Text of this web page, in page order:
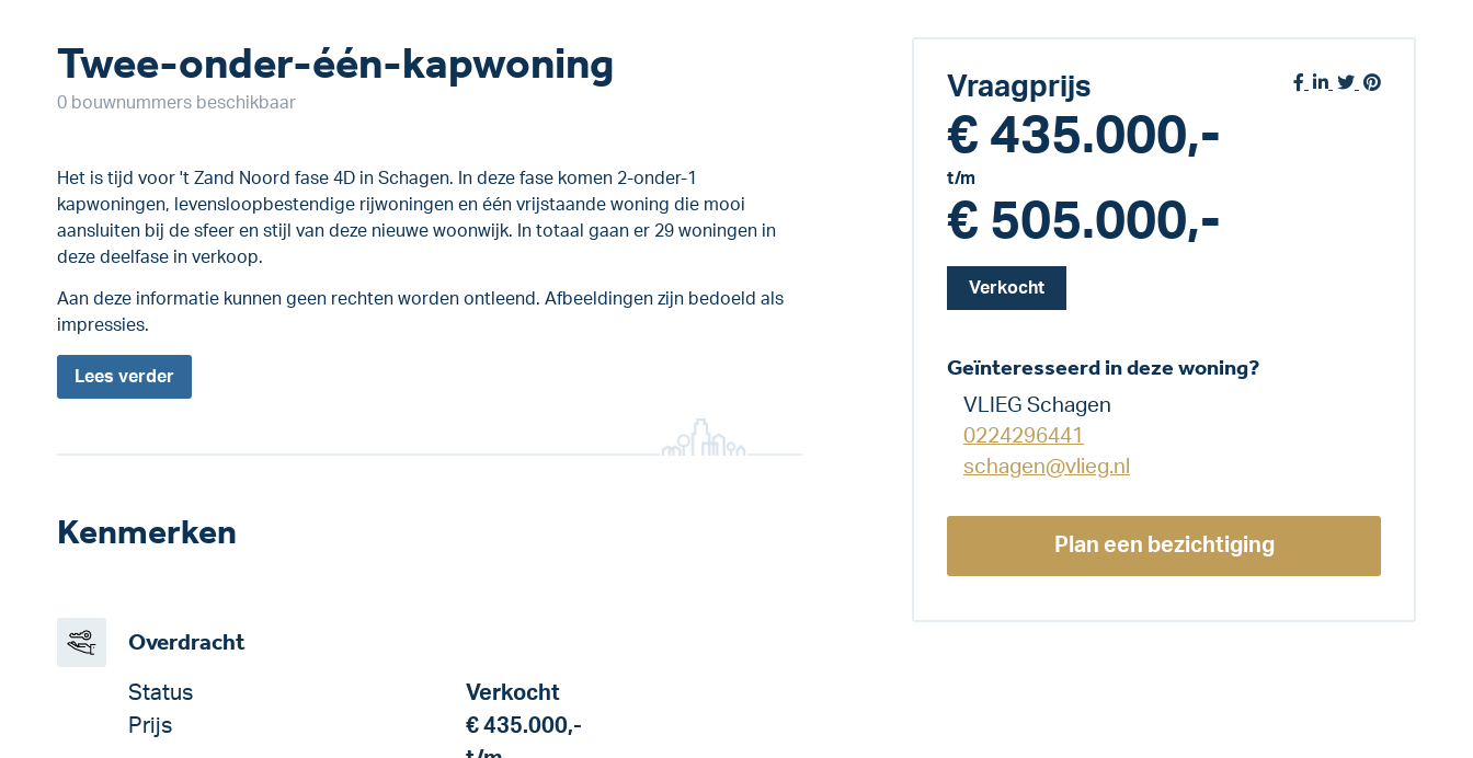
Twee-onder-één-kapwoning
0 bouwnummers beschikbaar
Het is tijd voor 't Zand Noord fase 4D in Schagen. In deze fase komen 2-onder-1
kapwoningen, levensloopbestendige rijwoningen en één vrijstaande woning die mooi
aansluiten bij de sfeer en stijl van deze nieuwe woonwijk. In totaal gaan er 29 woningen in
deze deelfase in verkoop.
Aan deze informatie kunnen geen rechten worden ontleend. Afbeeldingen zijn bedoeld als
impressies.
Lees verder
Kenmerken
Overdracht
Status
Verkocht
Prijs
€ 435.000,-
Vraagprijs
€ 435.000,-
t/m
€ 505.000,-
Verkocht
Geïnteresseerd in deze woning?
VLIEG Schagen
0224296441
schagen@vlieg.nl
Plan een bezichtiging